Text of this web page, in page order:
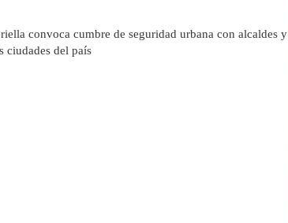
convoca cumbre de seguridad urbana con alcaldes y
ciudades del país